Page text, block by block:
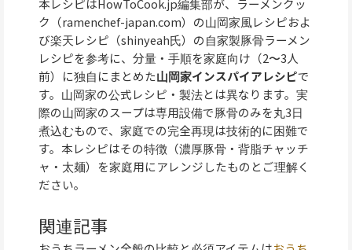
本レシピはHowToCook.jp編集部が、ラーメンクッ
ク（ramenchef-japan.com）の山岡家風レシピおよ
び楽天レシピ（shinyeah氏）の自家製豚骨ラーメン
レシピを参考に、分量・手順を家庭向け（2〜3人
前）に独自にまとめた山岡家インスパイアレシピで
す。山岡家の公式レシピ・製法とは異なります。実
際の山岡家のスープは専用設備で豚骨のみを丸3日
煮込むもので、家庭での完全再現は技術的に困難で
す。本レシピはその特徴（濃厚豚骨・背脂チャッチ
ャ・太麺）を家庭用にアレンジしたものとご理解く
ださい。
関連記事